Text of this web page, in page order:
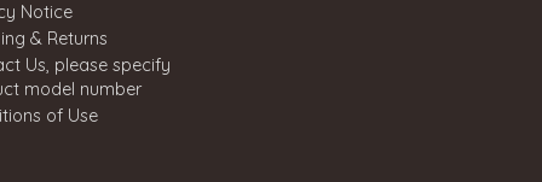
Notice
& Returns
Us, please specify
model number
of Use